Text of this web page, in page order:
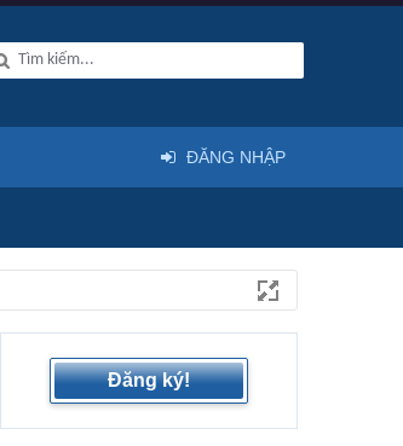
Đăng ký!
ĐĂNG NHẬP